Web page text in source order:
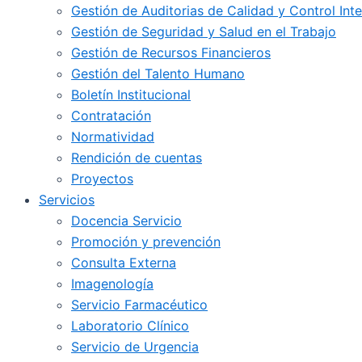
Gestión de Auditorias de Calidad y Control
Gestión de Seguridad y Salud en el Trabajo
Gestión de Recursos Financieros
Gestión del Talento Humano
Boletín Institucional
Contratación
Normatividad
Rendición de cuentas
Proyectos
Servicios
Docencia Servicio
Promoción y prevención
Consulta Externa
Imagenología
Servicio Farmacéutico
Laboratorio Clínico
Servicio de Urgencia